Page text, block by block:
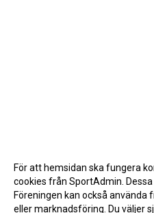
För att hemsidan ska fungera
cookies från SportAdmin.
Föreningen kan också använda
eller marknadsföring. Du väljer